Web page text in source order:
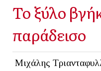
Το ξύλο
παράδεισο
Μιχάλης